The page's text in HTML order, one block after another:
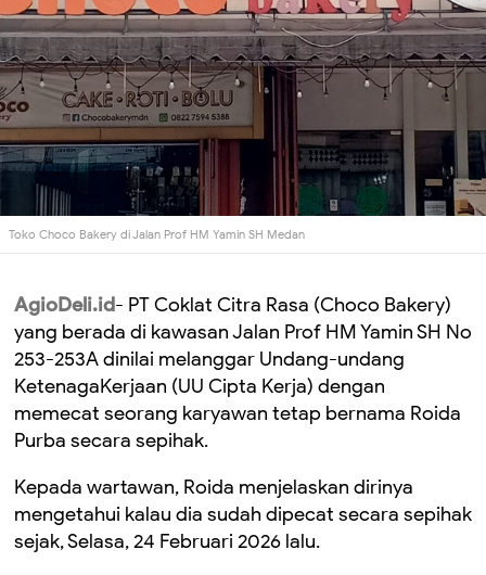
Toko Choco Bakery di Jalan Prof HM Yamin SH Medan
AgioDeli.id- PT Coklat Citra Rasa (Choco Bakery)
yang berada di kawasan Jalan Prof HM Yamin SH No
253-253A dinilai melanggar Undang-undang
KetenagaKerjaan (UU Cipta Kerja) dengan
memecat seorang karyawan tetap bernama Roida
Purba secara sepihak.
Kepada wartawan, Roida menjelaskan dirinya
mengetahui kalau dia sudah dipecat secara sepihak
sejak, Selasa, 24 Februari 2026 lalu.